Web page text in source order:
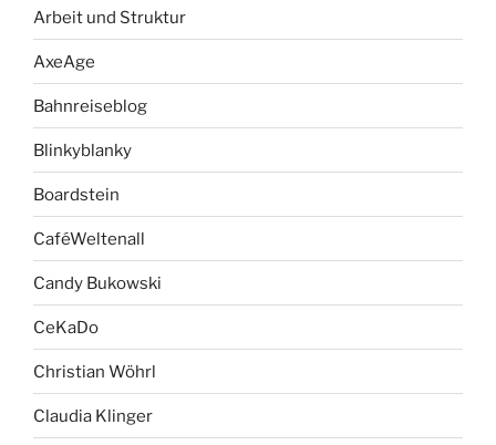
Arbeit und Struktur
AxeAge
Bahnreiseblog
Blinkyblanky
Boardstein
CaféWeltenall
Candy Bukowski
CeKaDo
Christian Wöhrl
Claudia Klinger